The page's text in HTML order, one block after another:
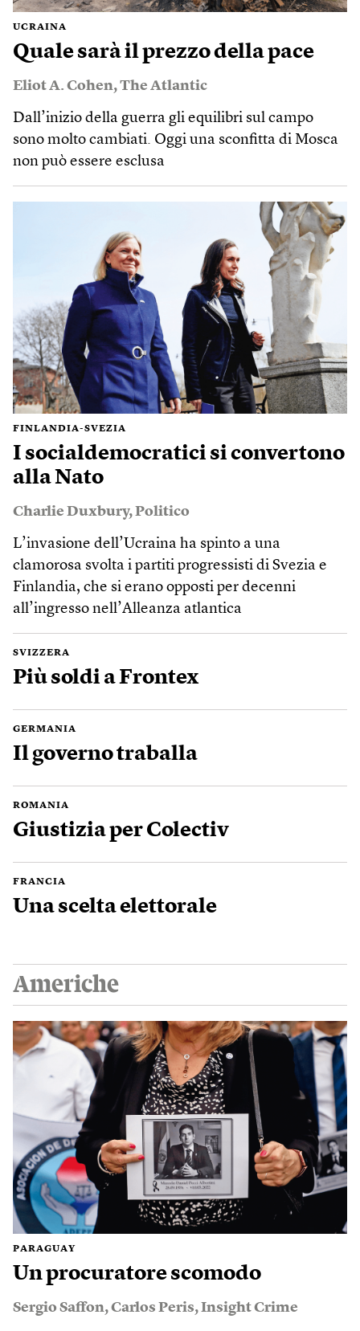
UCRAINA
Quale sarà il prezzo della pace
Eliot A. Cohen,The Atlantic
Dall’inizio della guerra gli equilibri sul campo
sono molto cambiati. Oggi una sconfitta di Mosca
non può essere esclusa
FINLANDIA-SVEZIA
I socialdemocratici si convertono
alla Nato
Charlie Duxbury,Politico
L’invasione dell’Ucraina ha spinto a una
clamorosa svolta i partiti progressisti di Svezia e
Finlandia, che si erano opposti per decenni
all’ingresso nell’Alleanza atlantica
SVIZZERA
Più soldi a Frontex
GERMANIA
Il governo traballa
ROMANIA
Giustizia per Colectiv
FRANCIA
Una scelta elettorale
Americhe
PARAGUAY
Un procuratore scomodo
Sergio Saffon,Carlos Peris,Insight Crime